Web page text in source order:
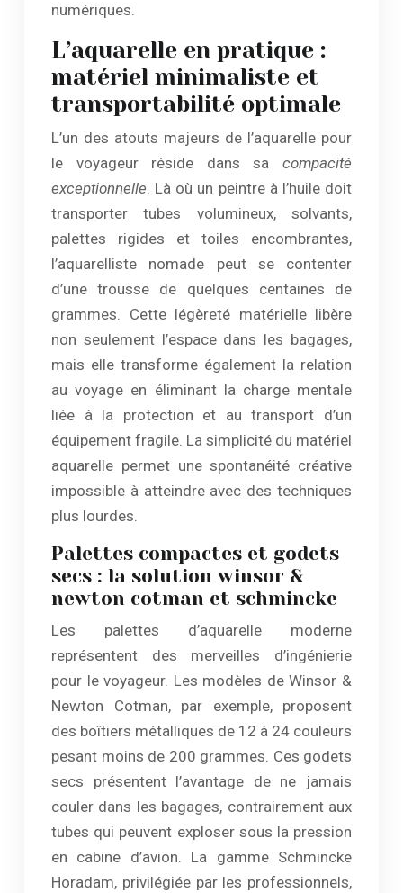
numériques.
L’aquarelle en pratique :
matériel minimaliste et
transportabilité optimale
L’un des atouts majeurs de l’aquarelle pour
le voyageur réside dans sa compacité
exceptionnelle. Là où un peintre à l’huile doit
transporter tubes volumineux, solvants,
palettes rigides et toiles encombrantes,
l’aquarelliste nomade peut se contenter
d’une trousse de quelques centaines de
grammes. Cette légèreté matérielle libère
non seulement l’espace dans les bagages,
mais elle transforme également la relation
au voyage en éliminant la charge mentale
liée à la protection et au transport d’un
équipement fragile. La simplicité du matériel
aquarelle permet une spontanéité créative
impossible à atteindre avec des techniques
plus lourdes.
Palettes compactes et godets
secs : la solution winsor &
newton cotman et schmincke
Les palettes d’aquarelle moderne
représentent des merveilles d’ingénierie
pour le voyageur. Les modèles de Winsor &
Newton Cotman, par exemple, proposent
des boîtiers métalliques de 12 à 24 couleurs
pesant moins de 200 grammes. Ces godets
secs présentent l’avantage de ne jamais
couler dans les bagages, contrairement aux
tubes qui peuvent exploser sous la pression
en cabine d’avion. La gamme Schmincke
Horadam, privilégiée par les professionnels,